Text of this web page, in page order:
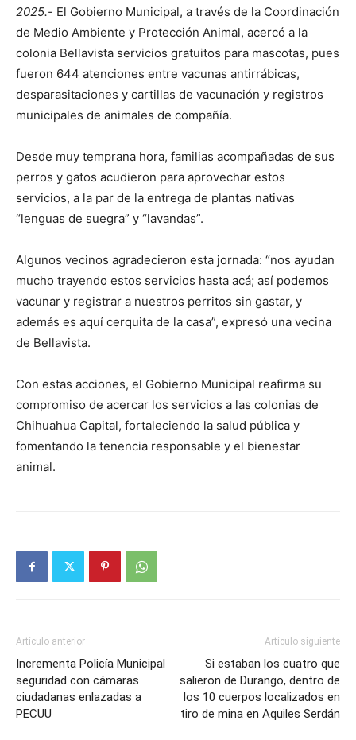
2025.- El Gobierno Municipal, a través de la Coordinación
de Medio Ambiente y Protección Animal, acercó a la
colonia Bellavista servicios gratuitos para mascotas, pues
fueron 644 atenciones entre vacunas antirrábicas,
desparasitaciones y cartillas de vacunación y registros
municipales de animales de compañía.
Desde muy temprana hora, familias acompañadas de sus
perros y gatos acudieron para aprovechar estos
servicios, a la par de la entrega de plantas nativas
“lenguas de suegra” y “lavandas”.
Algunos vecinos agradecieron esta jornada: “nos ayudan
mucho trayendo estos servicios hasta acá; así podemos
vacunar y registrar a nuestros perritos sin gastar, y
además es aquí cerquita de la casa”, expresó una vecina
de Bellavista.
Con estas acciones, el Gobierno Municipal reafirma su
compromiso de acercar los servicios a las colonias de
Chihuahua Capital, fortaleciendo la salud pública y
fomentando la tenencia responsable y el bienestar
animal.
Artículo anterior
Incrementa Policía Municipal
seguridad con cámaras
ciudadanas enlazadas a
PECUU
Artículo siguiente
Si estaban los cuatro que
salieron de Durango, dentro de
los 10 cuerpos localizados en
tiro de mina en Aquiles Serdán